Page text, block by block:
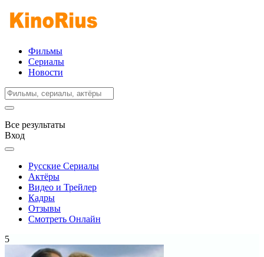
Фильмы
Сериалы
Новости
Все результаты
Вход
Русские Сериалы
Актёры
Видео и Трейлер
Кадры
Отзывы
Смотреть Онлайн
5